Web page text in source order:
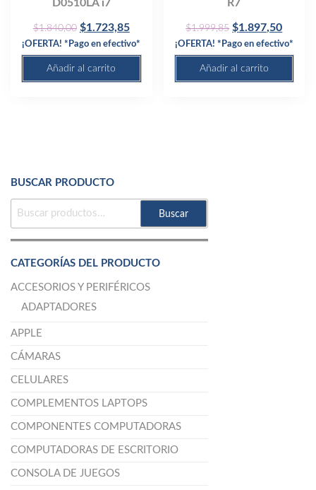
D0510LA i7
$1.840,00 Original
price
was:
$1.840,00.
$1.723,85Current
price
$1.723,85.
¡OFERTA! *Pago en efectivo*
Añadir al carrito
R7
$1.999,85 Original
price
was:
$1.999,85.
$1.897,50
price
¡OFERTA! *Pago en efectivo*
Añadir al carrito
BUSCAR PRODUCTO
Buscar
CATEGORÍAS DEL PRODUCTO
ACCESORIOS Y PERIFÉRICOS
ADAPTADORES
APPLE
CÁMARAS
CELULARES
COMPLEMENTOS LAPTOPS
COMPONENTES COMPUTADORAS
COMPUTADORAS DE ESCRITORIO
CONSOLA DE JUEGOS